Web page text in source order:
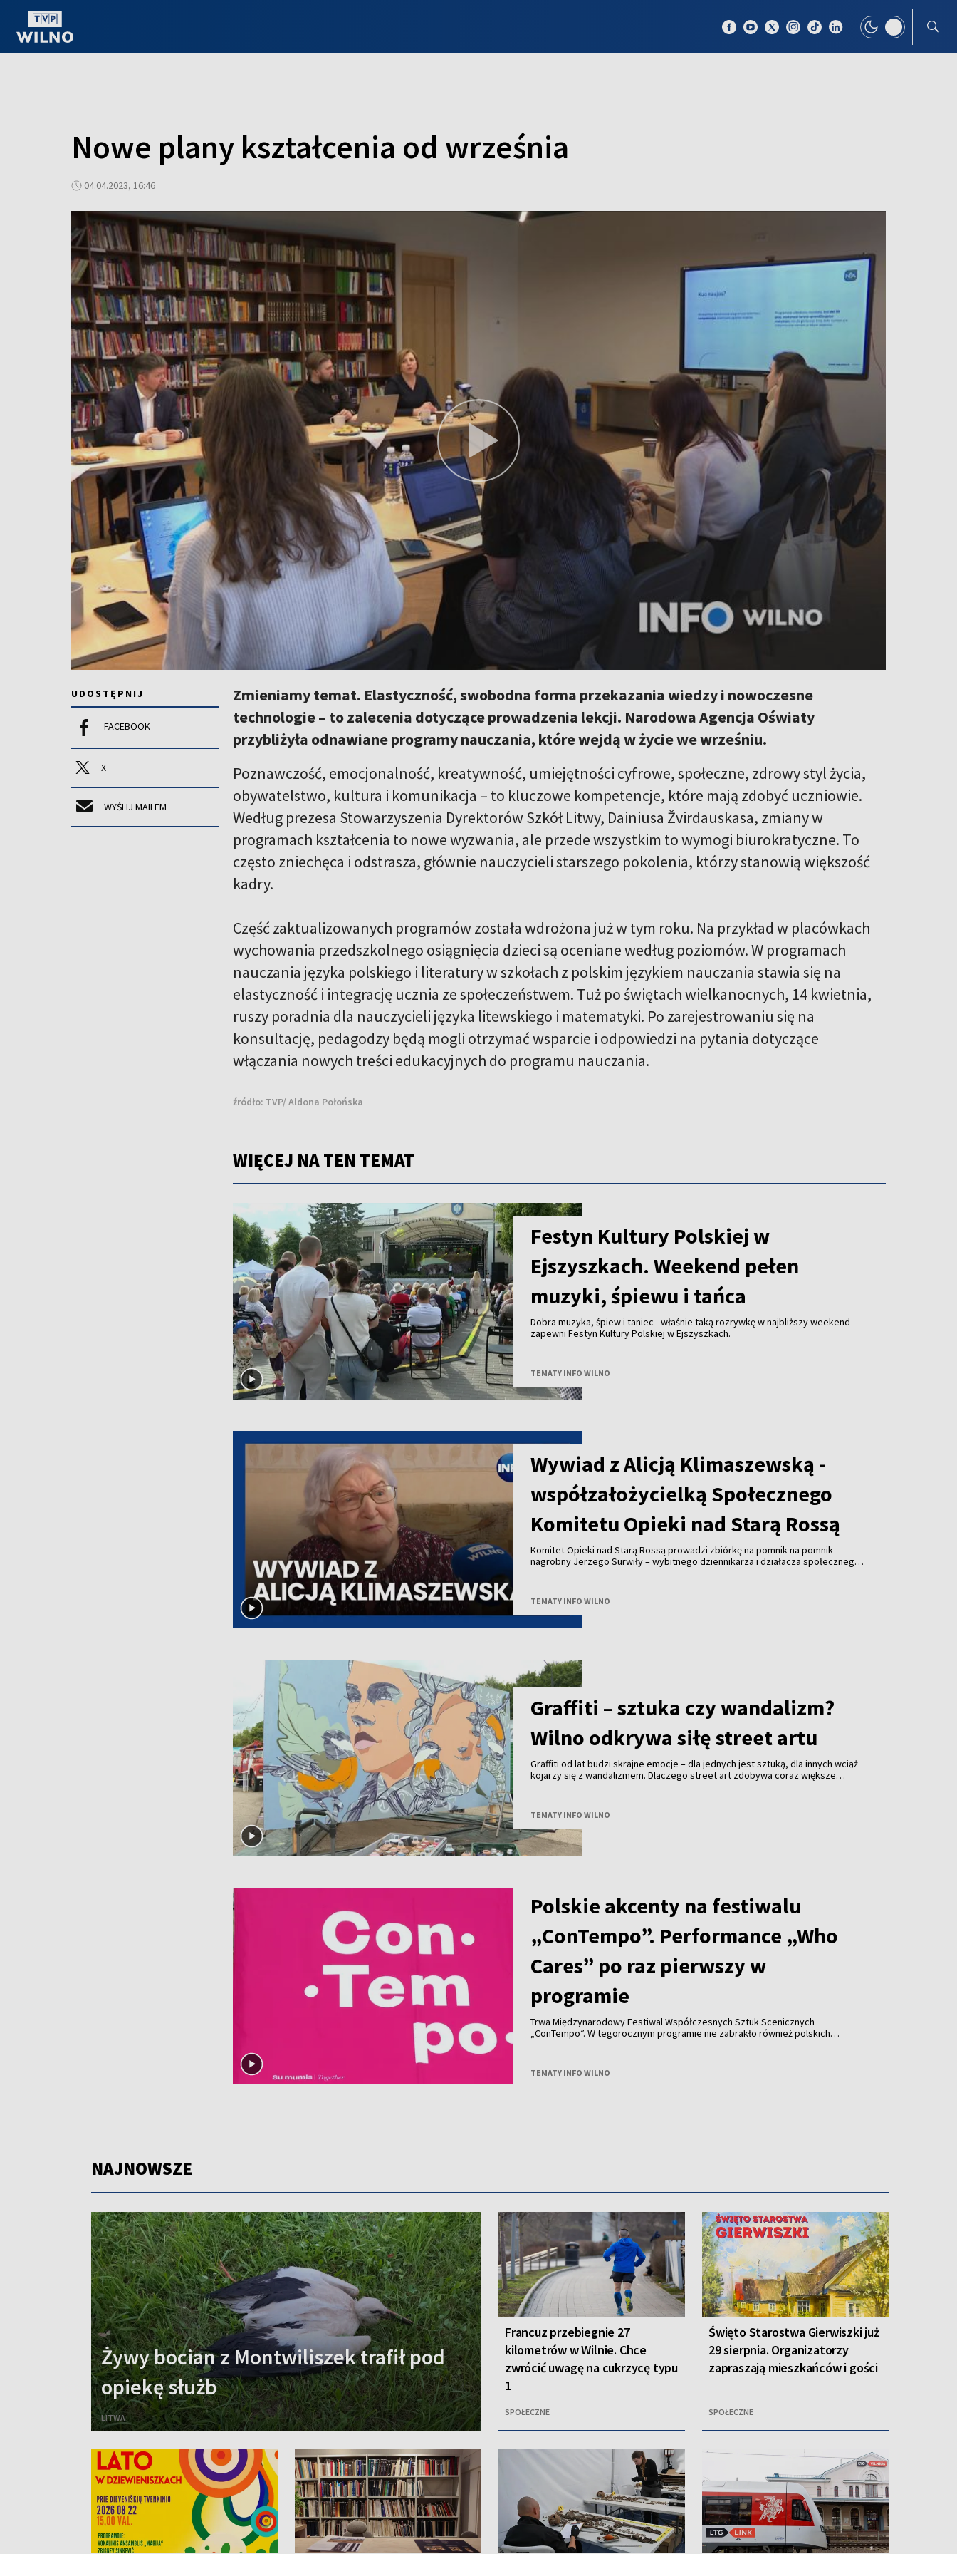
Nowe plany kształcenia od września
04.04.2023, 16:46
UDOSTĘPNIJ
FACEBOOK
X
WYŚLIJ MAILEM
Zmieniamy temat. Elastyczność, swobodna forma przekazania wiedzy i nowoczesne
technologie – to zalecenia dotyczące prowadzenia lekcji. Narodowa Agencja Oświaty
przybliżyła odnawiane programy nauczania, które wejdą w życie we wrześniu.
Poznawczość, emocjonalność, kreatywność, umiejętności cyfrowe, społeczne, zdrowy styl życia,
obywatelstwo, kultura i komunikacja – to kluczowe kompetencje, które mają zdobyć uczniowie.
Według prezesa Stowarzyszenia Dyrektorów Szkół Litwy, Dainiusa Žvirdauskasa, zmiany w
programach kształcenia to nowe wyzwania, ale przede wszystkim to wymogi biurokratyczne. To
często zniechęca i odstrasza, głównie nauczycieli starszego pokolenia, którzy stanowią większość
kadry.
Część zaktualizowanych programów została wdrożona już w tym roku. Na przykład w placówkach
wychowania przedszkolnego osiągnięcia dzieci są oceniane według poziomów. W programach
nauczania języka polskiego i literatury w szkołach z polskim językiem nauczania stawia się na
elastyczność i integrację ucznia ze społeczeństwem. Tuż po świętach wielkanocnych, 14 kwietnia,
ruszy poradnia dla nauczycieli języka litewskiego i matematyki. Po zarejestrowaniu się na
konsultację, pedagodzy będą mogli otrzymać wsparcie i odpowiedzi na pytania dotyczące
włączania nowych treści edukacyjnych do programu nauczania.
źródło: TVP/ Aldona Połońska
WIĘCEJ NA TEN TEMAT
Festyn Kultury Polskiej w
Ejszyszkach. Weekend pełen
muzyki, śpiewu i tańca
Dobra muzyka, śpiew i taniec - właśnie taką rozrywkę w najbliższy weekend
zapewni Festyn Kultury Polskiej w Ejszyszkach.
TEMATY INFO WILNO
Wywiad z Alicją Klimaszewską -
współzałożycielką Społecznego
Komitetu Opieki nad Starą Rossą
Komitet Opieki nad Starą Rossą prowadzi zbiórkę na pomnik na pomnik
nagrobny Jerzego Surwiły – wybitnego dziennikarza i działacza społecznego.
Opieki nad Starą Rossą i Cmentarzem Bernardyńskim, Polskiej Sekcji
Zesłańców przy Wileńskiej Wspólnocie Więźniów Politycznych i Zesłańców,
patronował budowie pomnika Adama Mickiewicza w Wilnie. Koszty realizacja
projektu to 25 tysięcy euro. Odsłonięcie inicjatorzy planują w listopadzie.
TEMATY INFO WILNO
Graffiti – sztuka czy wandalizm?
Wilno odkrywa siłę street artu
Graffiti od lat budzi skrajne emocje – dla jednych jest sztuką, dla innych wciąż
kojarzy się z wandalizmem. Dlaczego street art zdobywa coraz większe
TEMATY INFO WILNO
Polskie akcenty na festiwalu
„ConTempo”. Performance „Who
Cares” po raz pierwszy w
programie
Trwa Międzynarodowy Festiwal Współczesnych Sztuk Scenicznych
„ConTempo”. W tegorocznym programie nie zabrakło również polskich
„Who Cares”.
TEMATY INFO WILNO
NAJNOWSZE
Żywy bocian z Montwiliszek trafił pod
opiekę służb
LITWA
Francuz przebiegnie 27
kilometrów w Wilnie. Chce
zwrócić uwagę na cukrzycę typu
1
SPOŁECZNE
Święto Starostwa Gierwiszki już
29 sierpnia. Organizatorzy
zapraszają mieszkańców i gości
SPOŁECZNE